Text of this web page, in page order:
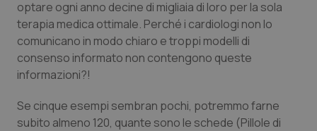
optare ogni anno decine di migliaia di loro per la sola
terapia medica ottimale. Perché i cardiologi non lo
comunicano in modo chiaro e troppi modelli di
consenso informato non contengono queste
informazioni?!
Se cinque esempi sembran pochi, potremmo farne
subito almeno 120, quante sono le schede (Pillole di
I cookie necessari contribuiscono a rendere fruibile il
sito web abilitandone funzionalità di base quali la
navigazione sulle pagine e l'accesso alle aree
protette del sito. Il sito web non è in grado di
funzionare correttamente senza questi cookie.
Nome
.youtube.com